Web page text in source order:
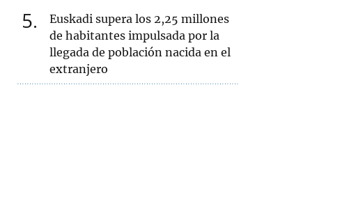
5
Euskadi supera los 2,25 millones
de habitantes impulsada por la
llegada de población nacida en el
extranjero